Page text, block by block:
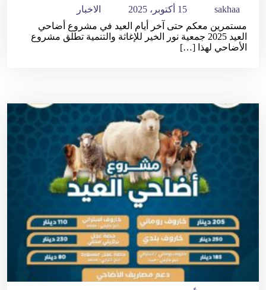
sakhaa 15 أكتوبر، 2025
الاخبار
مستمرين معكم حتى آخر أيام العيد في مشروع أضاحي
العيد 2025 جمعية نور الخير للإغاثة والتنمية تطلق مشروع
الأضاحي لهذا […]